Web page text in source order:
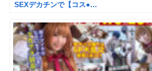
SEXデカチンで【コス●…